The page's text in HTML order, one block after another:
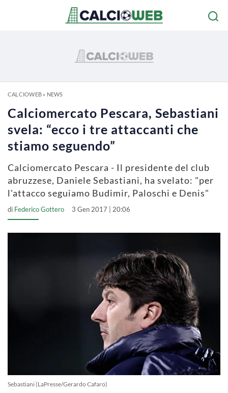
CALCIOWEB» NEWS
Calciomercato Pescara, Sebastiani
svela: “ecco i tre attaccanti che
stiamo seguendo”
Calciomercato Pescara - Il presidente del club
abruzzese, Daniele Sebastiani, ha svelato: "per
l'attacco seguiamo Budimir, Paloschi e Denis"
di Federico Gottero 3 Gen 2017 | 20:06
Sebastiani (LaPresse/Gerardo Cafaro)